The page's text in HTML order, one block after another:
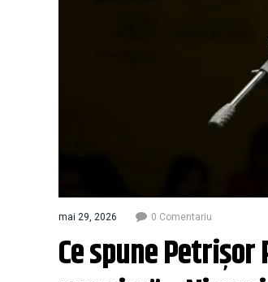
mai 29, 2026 0 Comentariu
Ce spune Petrișor